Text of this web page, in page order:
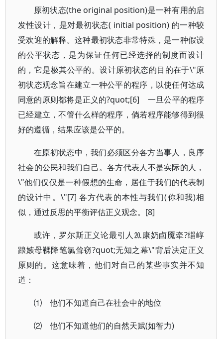
原初状态(the original position)是一种有用的启
发性设计，是对最初状态( initial position) 的一种较
受欢迎的解释。这种最初状态非常特殊，是一种假设
的公平状态，是为保证任何已经选择的制度而设计
的，它是极其公平的。设计原初状态的目的在于\"原
初状态观念旨在建立一种公平的程序，以使任何达成
同意的原则都将是正义的?quot;[6] 一旦公平的程序
已经建立，不管什么样的程序，倘若程序能够得到很
好的遵循，结果应该是公平的。
在原初状态中，我们必须区分各方当事人，良序
社会的公民和我们自己。各方代表人不是实际的人，
\"他们仅仅是一种假想的生命，居住于我们的代表制
的设计中。\"[7] 各方代表的本性与我们(你和我)相
似，通过反思的平衡评估正义观念。[8]
或许，罗尔斯正义论最引人⒛康奶卣魇牵?缁崞
踉嫉母鞣降笔氯耸窃?quot;无知之幕\"背后决定正义
原则的。这意味着，他们对自己的某些事实并不知
道：
⑴ 他们不知道自己在社会中的地位
⑵ 他们不知道他们的自然天赋(如智力)